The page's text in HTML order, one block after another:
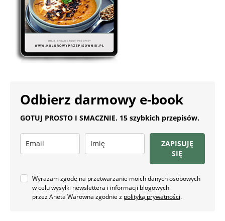
Odbierz darmowy e-book
GOTUJ PROSTO I SMACZNIE. 15 szybkich przepisów.
ZAPISUJĘ
SIĘ
Wyrażam zgodę na przetwarzanie moich danych osobowych
w celu wysyłki newslettera i informacji blogowych
przez Aneta Warowna zgodnie z polityką prywatności.